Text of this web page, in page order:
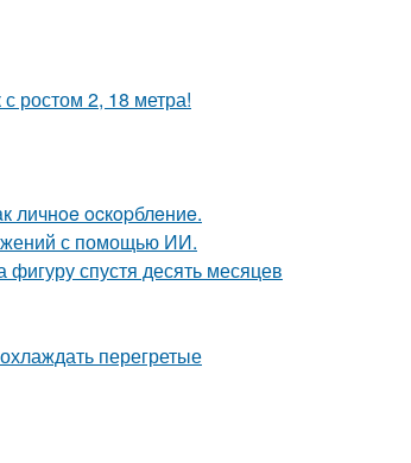
ростом 2, 18 метра!
личнoe ocкopблeниe.
с помощью ИИ.
спустя десять месяцев
перегретые